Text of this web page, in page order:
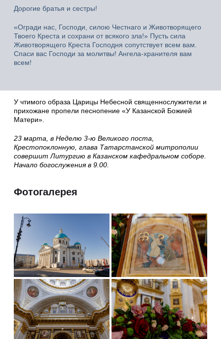
Дорогие братья и сестры!
«Огради нас, Господи, силою Честнаго и Животворящего
Твоего Креста и сохрани от всякого зла!» Пусть сила
Животворящего Креста Господня сопутствует всем вам.
Спаси вас Господи за молитвы! Ангела-хранителя вам
всем!
У чтимого образа Царицы Небесной священнослужители и
прихожане пропели песнопение «У Казанской Божией
Матери».
23 марта, в Неделю 3-ю Великого поста,
Крестопоклонную, глава Татарстанской митрополии
совершит Литургию в Казанском кафедральном соборе.
Начало богослужения в 9.00.
Фотогалерея